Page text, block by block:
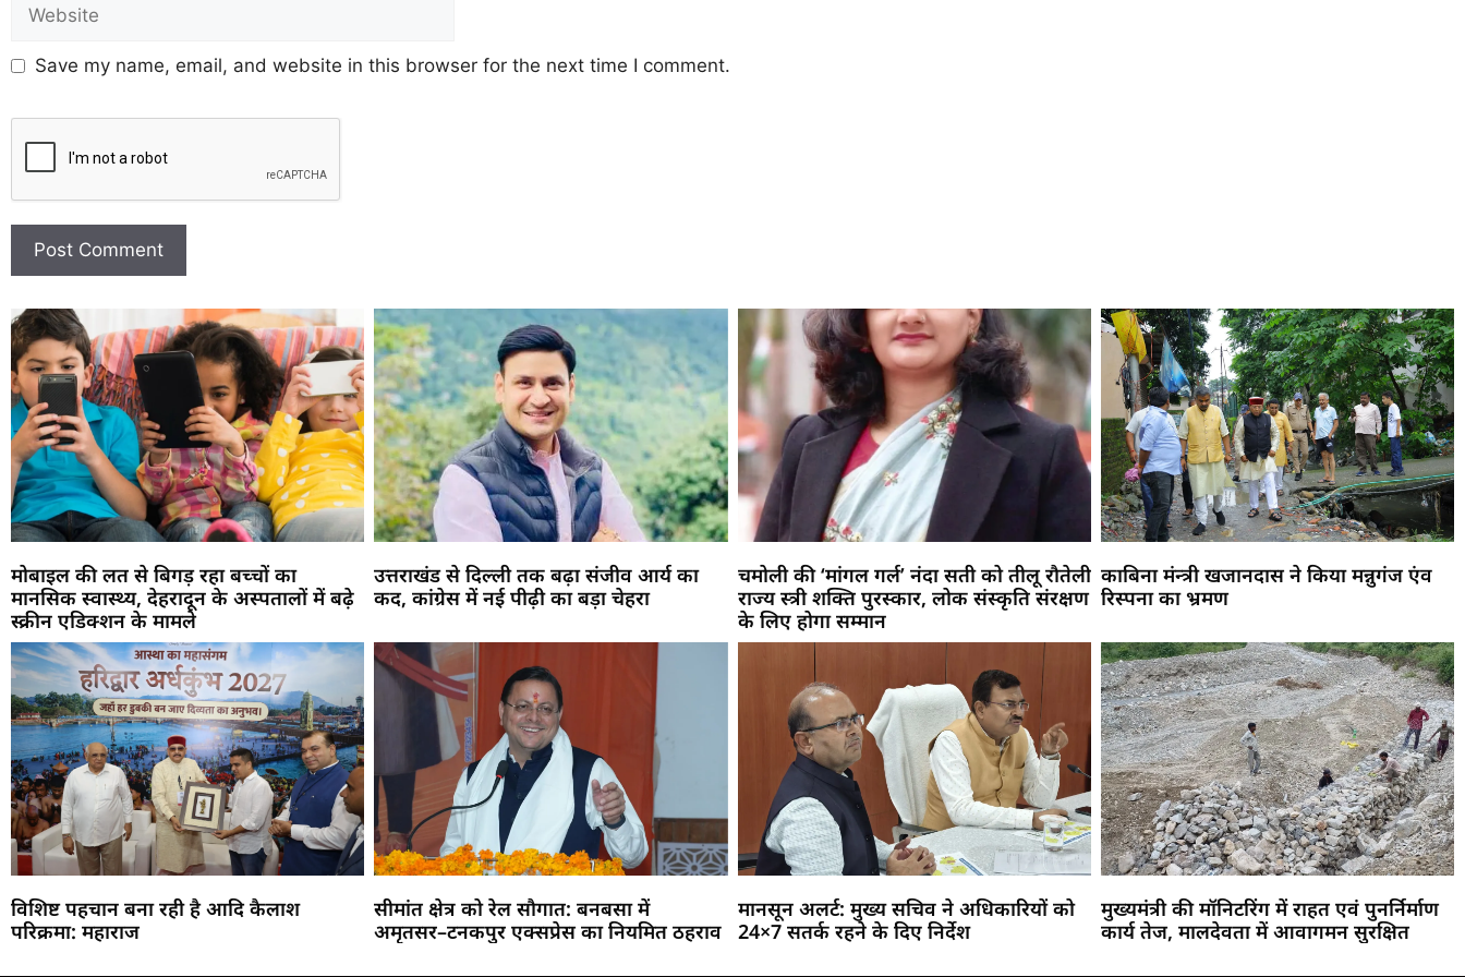
Save my name, email, and website in this browser for the next time I comment.
मोबाइल की लत से बिगड़ रहा बच्चों का
मानसिक स्वास्थ्य, देहरादून के अस्पतालों में बढ़े
स्क्रीन एडिक्शन के मामले
उत्तराखंड से दिल्ली तक बढ़ा संजीव आर्य का
कद, कांग्रेस में नई पीढ़ी का बड़ा चेहरा
चमोली की ‘मांगल गर्ल’ नंदा सती को तीलू रौतेली
राज्य स्त्री शक्ति पुरस्कार, लोक संस्कृति संरक्षण
के लिए होगा सम्मान
काबिना मंन्त्री खजानदास ने किया मन्नुगंज एंव
रिस्पना का भ्रमण
विशिष्ट पहचान बना रही है आदि कैलाश
परिक्रमा: महाराज
सीमांत क्षेत्र को रेल सौगात: बनबसा में
अमृतसर–टनकपुर एक्सप्रेस का नियमित ठहराव
मानसून अलर्ट: मुख्य सचिव ने अधिकारियों को
24×7 सतर्क रहने के दिए निर्देश
मुख्यमंत्री की मॉनिटरिंग में राहत एवं पुनर्निर्माण
कार्य तेज, मालदेवता में आवागमन सुरक्षित